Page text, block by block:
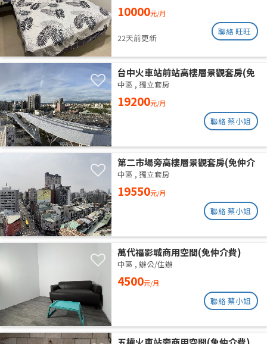
10000元/月
22天前更新
聯絡 旺旺
台中火車站前站高樓層景觀套房(免
仲介費)
中區 , 獨立套房
19200元/月
聯絡 蔡小姐
第二市場旁高樓層景觀套房(免仲介
費)
中區 , 獨立套房
19550元/月
聯絡 蔡小姐
萬代福影城商用空間(免仲介費)
中區 , 辦公/住辦
4500元/月
聯絡 蔡小姐